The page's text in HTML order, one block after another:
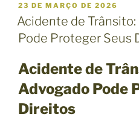
P
U
B
L
A
D
O
E
M
23 DE MARÇO DE 2026
Acidente de
Pode Proteger Seus
Acidente de
Advogado Pode
Direitos